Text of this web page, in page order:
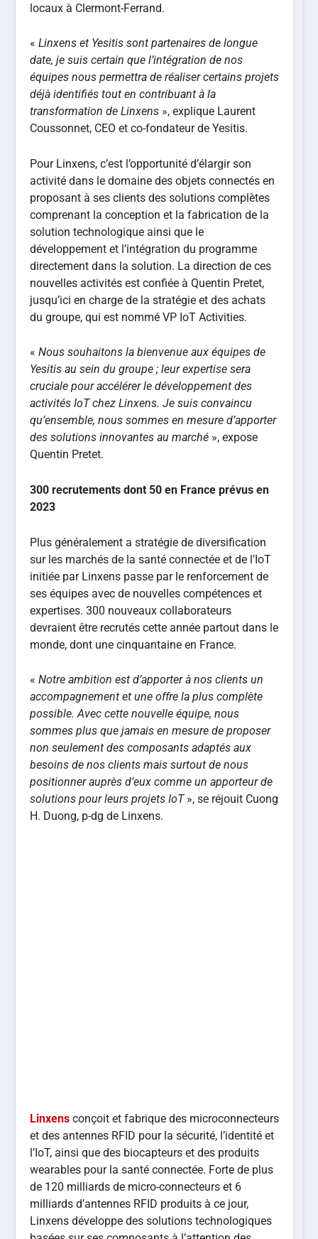
locaux à Clermont-Ferrand.
«Linxens et Yesitis sont partenaires de longue
date, je suis certain que l’intégration de nos
équipes nous permettra de réaliser certains projets
déjà identifiés tout en contribuant à la
transformation de Linxens », explique Laurent
Coussonnet, CEO et co-fondateur de Yesitis.
Pour Linxens, c’est l’opportunité d’élargir son
activité dans le domaine des objets connectés en
proposant à ses clients des solutions complètes
comprenant la conception et la fabrication de la
solution technologique ainsi que le
développement et l’intégration du programme
directement dans la solution. La direction de ces
nouvelles activités est confiée à Quentin Pretet,
jusqu’ici en charge de la stratégie et des achats
du groupe, qui est nommé VP IoT Activities.
«Nous souhaitons la bienvenue aux équipes de
Yesitis au sein du groupe ; leur expertise sera
cruciale pour accélérer le développement des
activités IoT chez Linxens. Je suis convaincu
qu’ensemble, nous sommes en mesure d’apporter
des solutions innovantes au marché », expose
Quentin Pretet.
300 recrutements dont 50 en France prévus en
2023
Plus généralement a stratégie de diversification
sur les marchés de la santé connectée et de l’IoT
initiée par Linxens passe par le renforcement de
ses équipes avec de nouvelles compétences et
expertises. 300 nouveaux collaborateurs
devraient être recrutés cette année partout dans le
monde, dont une cinquantaine en France.
«Notre ambition est d’apporter à nos clients un
accompagnement et une offre la plus complète
possible. Avec cette nouvelle équipe, nous
sommes plus que jamais en mesure de proposer
non seulement des composants adaptés aux
besoins de nos clients mais surtout de nous
positionner auprès d’eux comme un apporteur de
solutions pour leurs projets IoT», se réjouit Cuong
H. Duong, p-dg de Linxens.
Linxens conçoit et fabrique des microconnecteurs
et des antennes RFID pour la sécurité, l’identité et
l’IoT, ainsi que des biocapteurs et des produits
wearables pour la santé connectée. Forte de plus
de 120 milliards de micro-connecteurs et 6
milliards d’antennes RFID produits à ce jour,
Linxens développe des solutions technologiques